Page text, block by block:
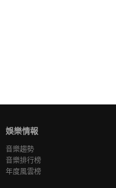
娛樂情報
音樂趨勢
音樂排行榜
年度風雲榜